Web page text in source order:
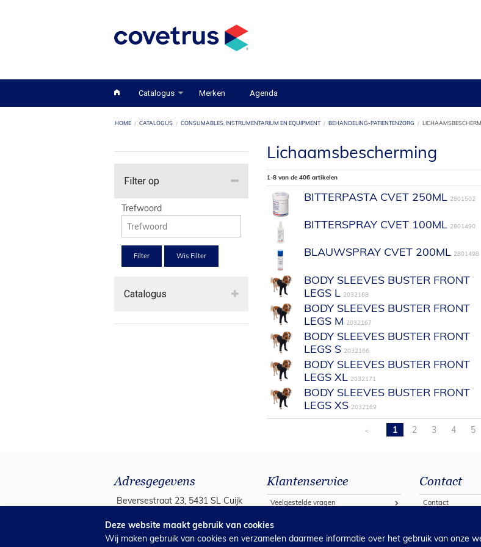
Catalogus Merken Agenda
HOME CATALOGUS CONSUMABLES, INSTRUMENTARIUM EN EQUIPMENT BEHANDELING-PATIËNTENZORG
Filter op
Trefwoord
Filter Wis Filter
Catalogus
Lichaamsbescherming
BITTERPASTA CVET 250ML 2801502
BITTERSPRAY CVET 100ML 2801490
BLAUWSPRAY CVET 200ML 2801498
BODY SLEEVES BUSTER FRONT
LEGS L 2032168
BODY SLEEVES BUSTER FRONT
LEGS M 2032167
BODY SLEEVES BUSTER FRONT
LEGS S 2032166
BODY SLEEVES BUSTER FRONT
LEGS XL 2032171
BODY SLEEVES BUSTER FRONT
LEGS XS 2032169
1-8 van de 406 artikelen
< 1 2 3 4 5
Adresgegevens
Beversestraat 23, 5431 SL Cuijk
info@covetrus.nl
Klantenservice
Veelgestelde vragen
Algemene verkoop voorwaarden
Contact
Contact
Deze website maakt gebruik van cookies
Wij maken gebruik van cookies en verzamelen daarmee informatie over het gebruik van onze